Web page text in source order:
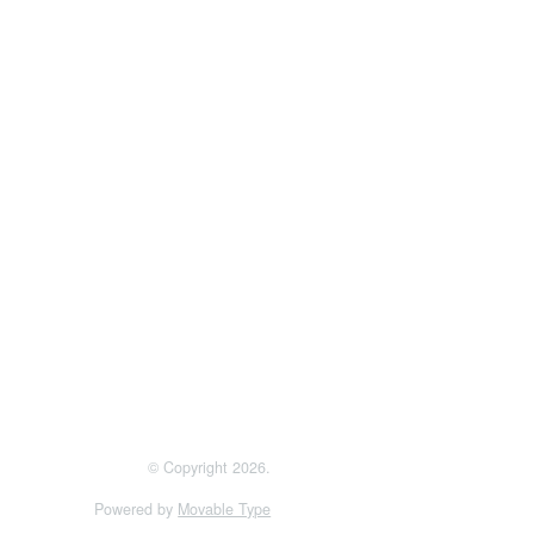
© Copyright 2026.
Powered by Movable Type